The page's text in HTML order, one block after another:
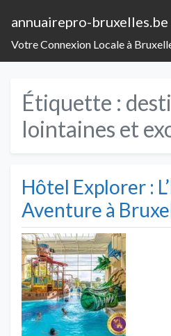
annuairepro-bruxelles.be
Votre Connexion Locale à
Étiquette :
lointaines et
Hôtel Explorer :
Aventure à